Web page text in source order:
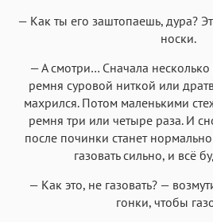
— Как ты его заштопаешь, дура?
носки.
— А смотри… Сначала
ремня суровой ниткой или
махрился. Потом маленькими
ремня три или четыре раза. И
после починки станет нормально
газовать сильно, и всё
— Как это, не газовать? —
гонки, чтобы